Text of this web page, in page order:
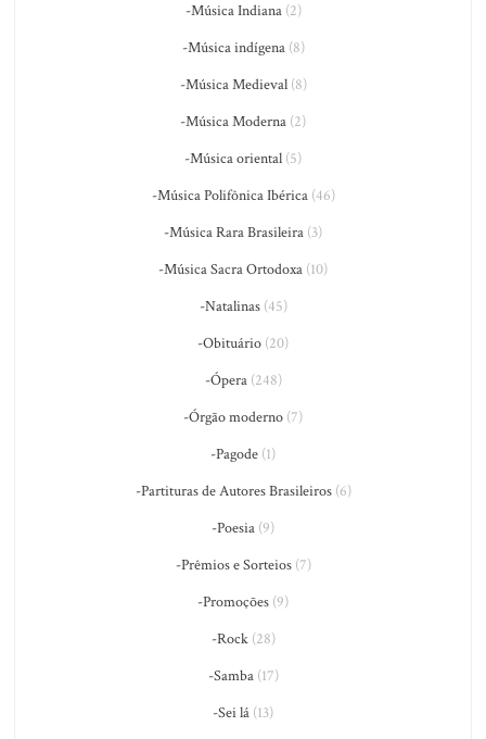
-Música Indiana(2)
-Música indígena(8)
-Música Medieval(8)
-Música Moderna (2)
-Música oriental (5)
-Música Polifônica Ibérica(46)
-Música Rara Brasileira (3)
-Música Sacra Ortodoxa (10)
-Natalinas(45)
-Obituário (20)
-Ópera(248)
-Órgão moderno (7)
-Pagode (1)
-Partituras de Autores Brasileiros(6)
-Poesia (9)
-Prêmios e Sorteios(7)
-Promoções (9)
-Rock(28)
-Samba(17)
-Sei lá (13)